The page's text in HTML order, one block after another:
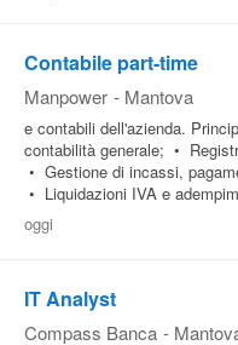
Contabile part-time
Manpower - Mantova
e contabili dell'azienda.
contabilità generale; •
• Gestione di incassi,
• Liquidazioni IVA e
oggi
IT Analyst
Compass Banca -